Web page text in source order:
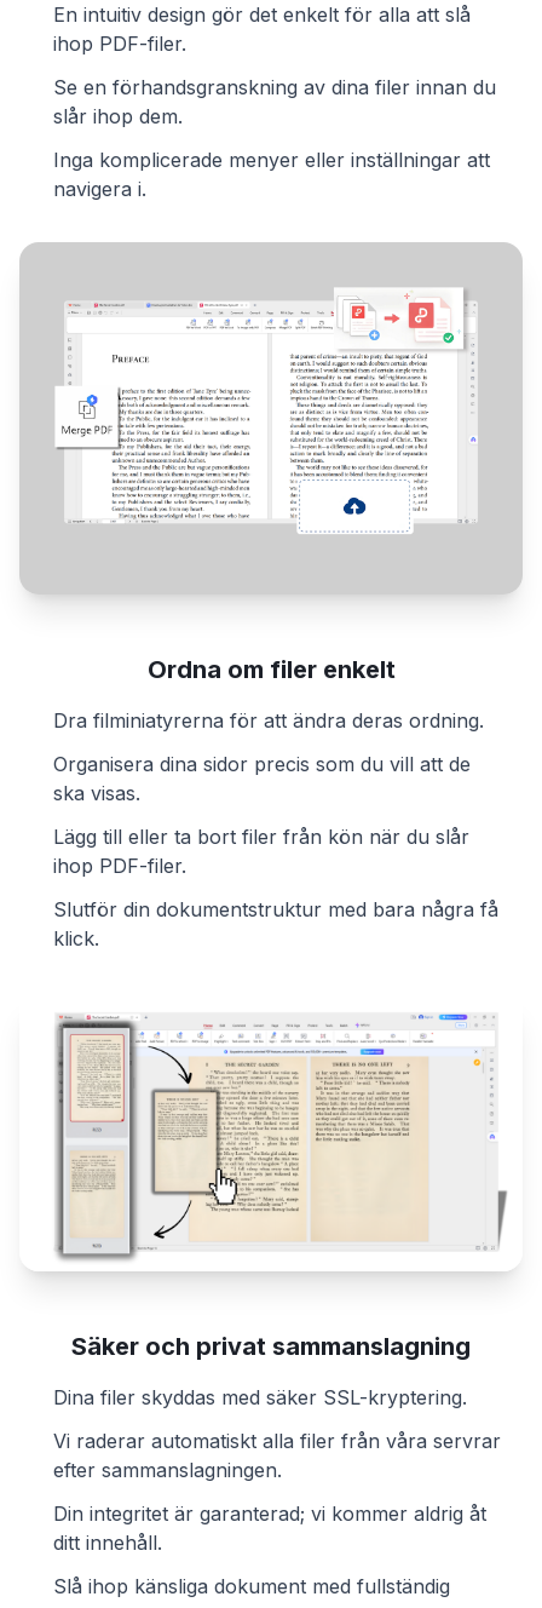
En intuitiv design gör det enkelt för alla att slå
ihop PDF-filer.
Se en förhandsgranskning av dina filer innan du
slår ihop dem.
Inga komplicerade menyer eller inställningar att
navigera i.
Ordna om filer enkelt
Dra filminiatyrerna för att ändra deras ordning.
Organisera dina sidor precis som du vill att de
ska visas.
Lägg till eller ta bort filer från kön när du slår
ihop PDF-filer.
Slutför din dokumentstruktur med bara några få
klick.
Säker och privat sammanslagning
Dina filer skyddas med säker SSL-kryptering.
Vi raderar automatiskt alla filer från våra servrar
efter sammanslagningen.
Din integritet är garanterad; vi kommer aldrig åt
ditt innehåll.
Slå ihop känsliga dokument med fullständig